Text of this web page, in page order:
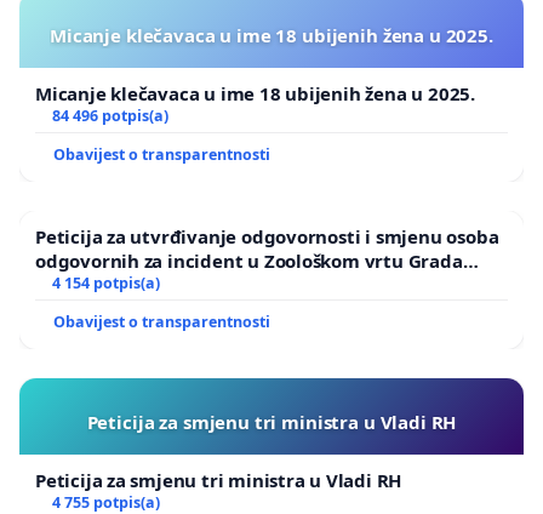
Micanje klečavaca u ime 18 ubijenih žena u 2025.
Micanje klečavaca u ime 18 ubijenih žena u 2025.
84 496 potpis(a)
Obavijest o transparentnosti
Peticija za utvrđivanje odgovornosti i smjenu osoba
odgovornih za incident u Zoološkom vrtu Grada
Zagreba
4 154 potpis(a)
Obavijest o transparentnosti
Peticija za smjenu tri ministra u Vladi RH
Peticija za smjenu tri ministra u Vladi RH
4 755 potpis(a)